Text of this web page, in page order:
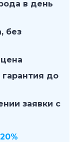
в день
без
до
заявки с